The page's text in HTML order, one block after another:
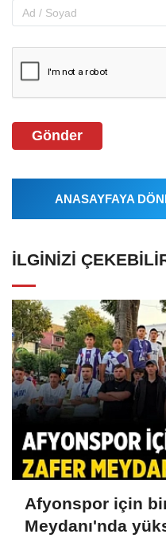
Gönder
ANASAYFAYA
İLGINIZI
Afyonspor için
Meydanı'nda